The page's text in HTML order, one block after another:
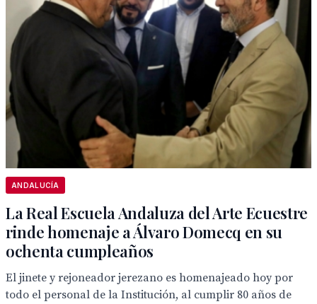
ANDALUCÍA
La Real Escuela Andaluza del Arte Ecuestre
rinde homenaje a Álvaro Domecq en su
ochenta cumpleaños
El jinete y rejoneador jerezano es homenajeado hoy por
todo el personal de la Institución, al cumplir 80 años de